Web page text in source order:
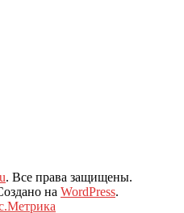
. Все права защищены.
на WordPress.